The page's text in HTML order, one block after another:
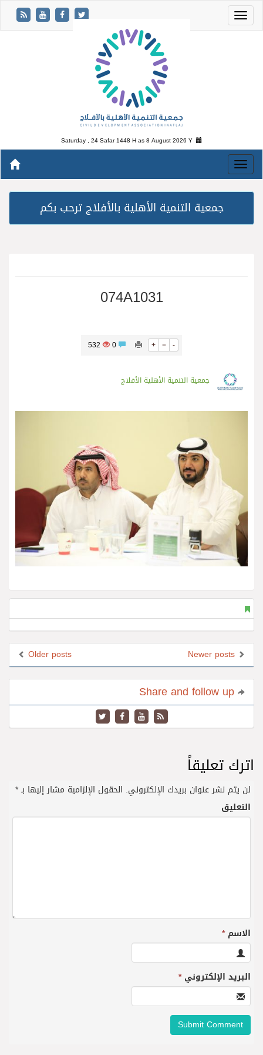
Saturday , 24 Safar 1448 H as8 August 2026 Y
جمعية التنمية الأهلية بالأفلاج ترحب بكم
074A1031
+ = -
532
جمعية التنمية الأهلية الأفلاج
Older posts
اترك تعليقاً
لن يتم نشر عنوان بريدك الإلكتروني. الحقول الإلزامية مشار إليها بـ*
التعليق
الاسم*
البريد الإلكتروني*